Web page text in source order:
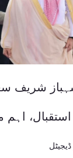
شریف
اہم